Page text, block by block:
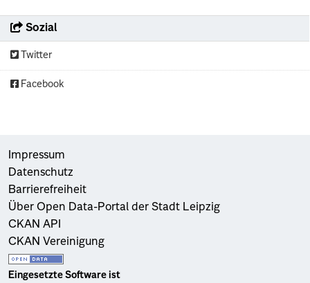
Sozial
Twitter
Facebook
Impressum
Datenschutz
Barrierefreiheit
Über Open Data-Portal der Stadt Leipzig
CKAN API
CKAN Vereinigung
Eingesetzte Software ist